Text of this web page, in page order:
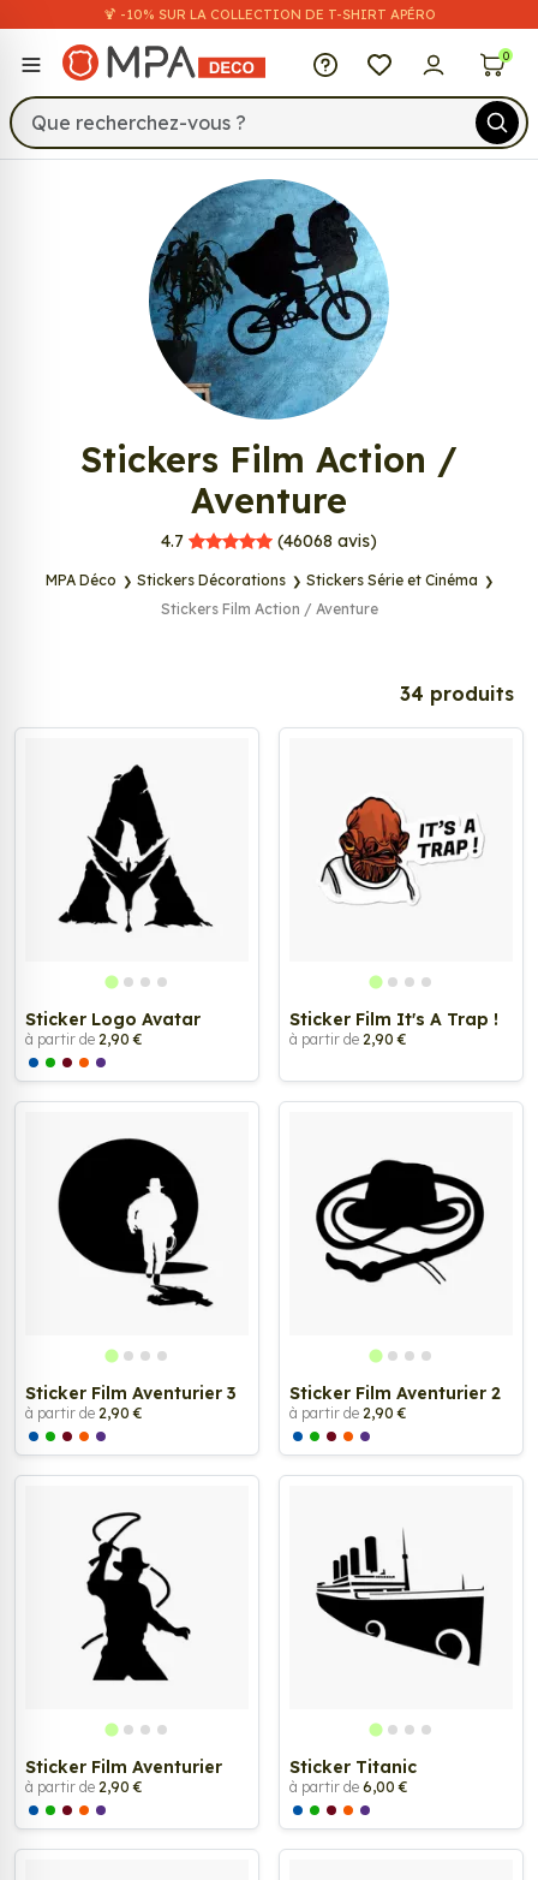
🍹 -10% SUR LA COLLECTION DE T-SHIRT APÉRO
MPA Déco 0
Stickers Film Action /
Aventure
MPA Déco
4.7 (46068 avis)
MPA Déco Stickers Décorations
Stickers Série et Cinéma
Stickers Film Action / Aventure
34 produits
Sticker Logo Avatar
à partir de 2,90 €
Sticker Film It's A Trap !
à partir de 2,90 €
Sticker Film Aventurier 3
à partir de 2,90 €
Sticker Film Aventurier 2
à partir de 2,90 €
Sticker Film Aventurier
à partir de 2,90 €
Sticker Titanic
à partir de 6,00 €